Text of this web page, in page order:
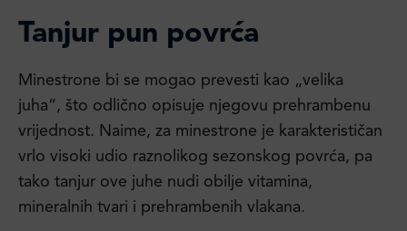
Tanjur pun povrća
Minestrone bi se mogao prevesti kao „velika
juha“, što odlično opisuje njegovu prehrambenu
vrijednost. Naime, za minestrone je karakterističan
vrlo visoki udio raznolikog sezonskog povrća, pa
tako tanjur ove juhe nudi obilje vitamina,
mineralnih tvari i prehrambenih vlakana.